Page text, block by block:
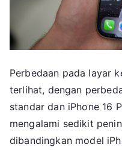
Perbedaan pada layar
terlihat, dengan
standar dan iPhone 16
mengalami sedikit
dibandingkan model